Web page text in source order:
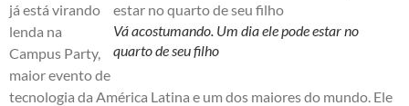
Vá acostumando. Um dia ele pode estar no
quarto de seu filho
já está virando
lenda na
Campus Party,
maior evento de
tecnologia da América Latina e um dos maiores do mundo. Ele